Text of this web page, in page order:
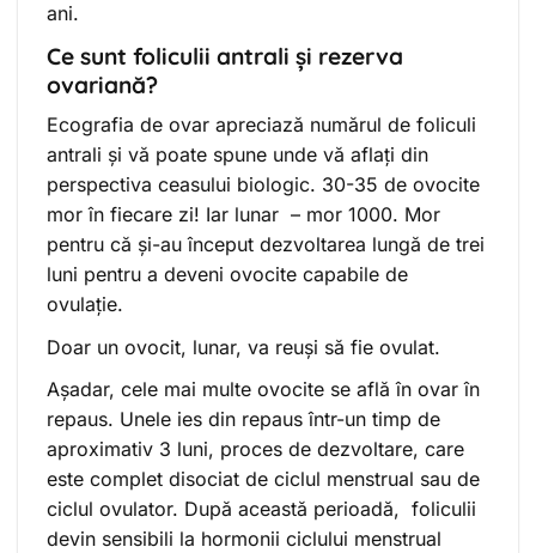
ani.
Ce sunt foliculii antrali și rezerva
ovariană?
Ecografia de ovar apreciază numărul de foliculi
antrali și vă poate spune unde vă aflați din
perspectiva ceasului biologic. 30-35 de ovocite
mor în fiecare zi! Iar lunar – mor 1000. Mor
pentru că și-au început dezvoltarea lungă de trei
luni pentru a deveni ovocite capabile de
ovulație.
Doar un ovocit, lunar, va reuși să fie ovulat.
Așadar, cele mai multe ovocite se află în ovar în
repaus. Unele ies din repaus într-un timp de
aproximativ 3 luni, proces de dezvoltare, care
este complet disociat de ciclul menstrual sau de
ciclul ovulator. După această perioadă, foliculii
devin sensibili la hormonii ciclului menstrual